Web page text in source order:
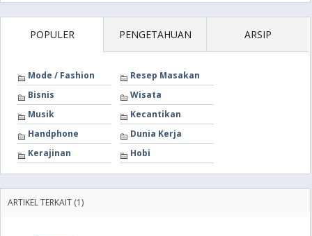
POPULER PENGETAHUAN ARSIP
Mode / Fashion
Resep Masakan
Bisnis
Wisata
Musik
Kecantikan
Handphone
Dunia Kerja
Kerajinan
Hobi
ARTIKEL TERKAIT (1)